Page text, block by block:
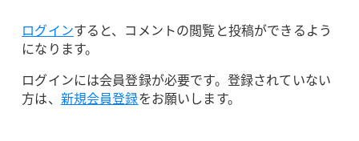
ログインすると、コメントの閲覧と投稿ができるよう
になります。
ログインには会員登録が必要です。登録されていない
方は、 新規会員登録をお願いします。